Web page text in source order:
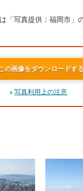
「写真提供：福岡市」
の画像をダウンロードする
写真利用上の注意